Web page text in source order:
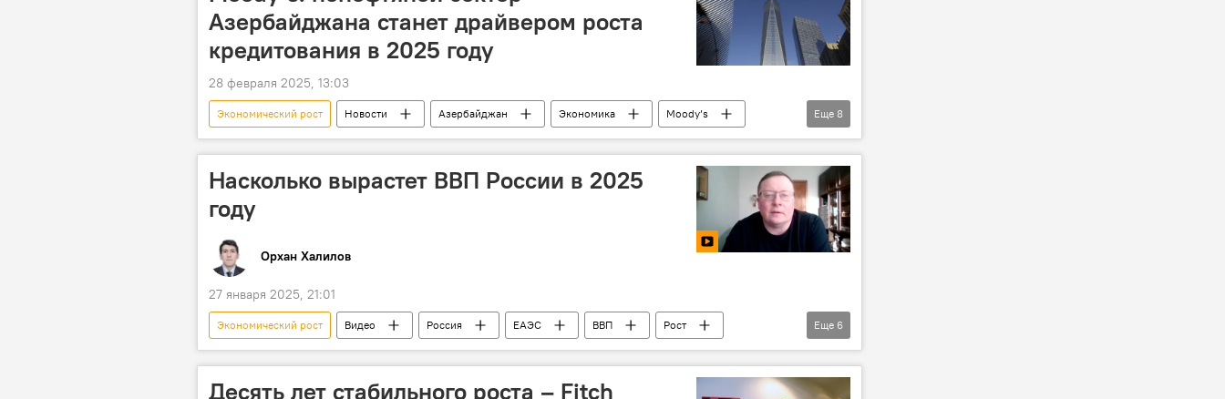
Азербайджана станет драйвером роста
кредитования в 2025 году
28 февраля 2025, 13:03
Экономический рост Новости Азербайджан Экономика
Moody’s
Отчет
Рейтинг Банки Капитал ненефтяной сектор
Кредиты
Еще 8
Насколько вырастет ВВП России в 2025
году
Орхан Халилов
27 января 2025, 21:01
Экономический рост Видео Россия ЕАЭС ВВП
Рост
Развитие
Прогнозы Всемирный банк Эксперт
финансист
Еще 6
Десять лет стабильного роста – Fitch